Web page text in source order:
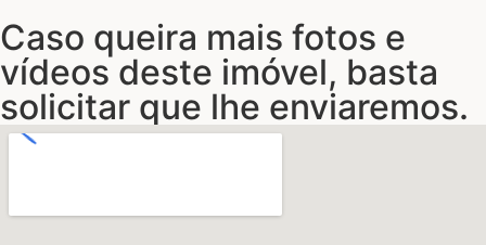
Caso queira mais fotos e
vídeos deste imóvel, basta
solicitar que lhe enviaremos.